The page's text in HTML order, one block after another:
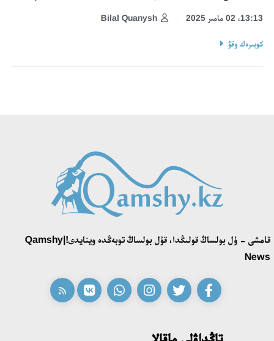
Bilal Quanysh 13:13، 02 مامىر 2025
كوبىرەك وقۋ
قامشى - ۇل بولساڭ قولىڭدا، قۇل بولساڭ توبەڭدە وينايدى!|Qamshy
News